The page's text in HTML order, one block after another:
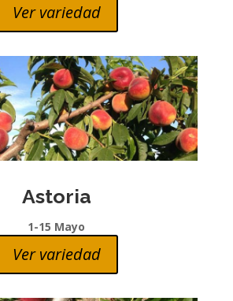
Ver variedad
Astoria
1-15 Mayo
Ver variedad